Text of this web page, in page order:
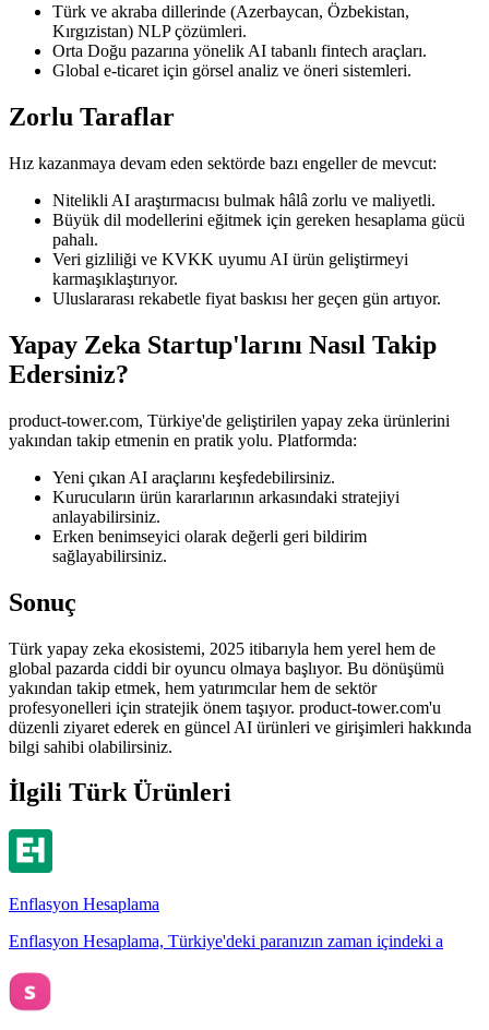
Türk ve akraba dillerinde (Azerbaycan, Özbekistan,
Kırgızistan) NLP çözümleri.
Orta Doğu pazarına yönelik AI tabanlı fintech araçları.
Global e-ticaret için görsel analiz ve öneri sistemleri.
Zorlu Taraflar
Hız kazanmaya devam eden sektörde bazı engeller de mevcut:
Nitelikli AI araştırmacısı bulmak hâlâ zorlu ve maliyetli.
Büyük dil modellerini eğitmek için gereken hesaplama gücü
pahalı.
Veri gizliliği ve KVKK uyumu AI ürün geliştirmeyi
karmaşıklaştırıyor.
Uluslararası rekabetle fiyat baskısı her geçen gün artıyor.
Yapay Zeka Startup'larını Nasıl Takip
Edersiniz?
product-tower.com, Türkiye'de geliştirilen yapay zeka ürünlerini
yakından takip etmenin en pratik yolu. Platformda:
Yeni çıkan AI araçlarını keşfedebilirsiniz.
Kurucuların ürün kararlarının arkasındaki stratejiyi
anlayabilirsiniz.
Erken benimseyici olarak değerli geri bildirim
sağlayabilirsiniz.
Sonuç
Türk yapay zeka ekosistemi, 2025 itibarıyla hem yerel hem de
global pazarda ciddi bir oyuncu olmaya başlıyor. Bu dönüşümü
yakından takip etmek, hem yatırımcılar hem de sektör
profesyonelleri için stratejik önem taşıyor. product-tower.com'u
düzenli ziyaret ederek en güncel AI ürünleri ve girişimleri hakkında
bilgi sahibi olabilirsiniz.
İlgili Türk Ürünleri
Enflasyon Hesaplama
Enflasyon Hesaplama, Türkiye'deki paranızın zaman içindeki a